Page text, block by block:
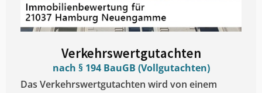
Verkehrswertgutachten
nach § 194 BauGB (Vollgutachten)
Das Verkehrswertgutachten wird von einem